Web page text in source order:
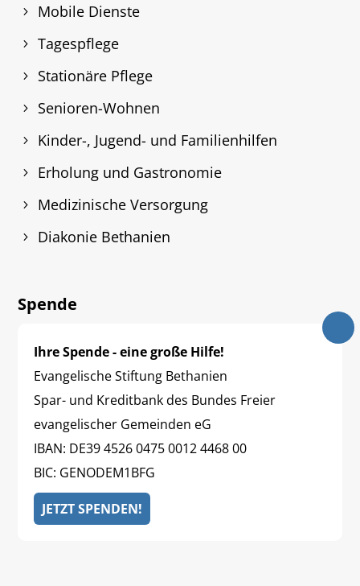
Mobile Dienste
Tagespflege
Stationäre Pflege
Senioren-Wohnen
Kinder-, Jugend- und Familienhilfen
Erholung und Gastronomie
Medizinische Versorgung
Diakonie Bethanien
Spende
Ihre Spende - eine große Hilfe!
Evangelische Stiftung Bethanien
Spar- und Kreditbank des Bundes Freier
evangelischer Gemeinden eG
IBAN: DE39 4526 0475 0012 4468 00
BIC: GENODEM1BFG
JETZT SPENDEN!